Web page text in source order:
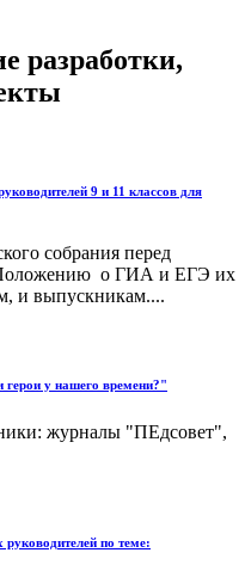
разработки,
9 и 11 классов для
собрания перед
Положению о ГИА и ЕГЭ их
и выпускникам....
герои у нашего времени?"
журналы "ПЕдсовет",
по теме: